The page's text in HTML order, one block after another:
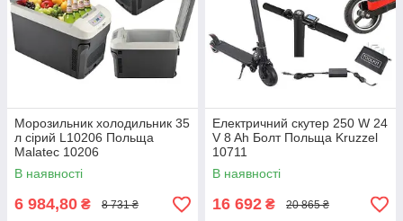
Морозильник холодильник 35
л сірий L10206 Польща
Malatec 10206
В наявності
6 984,80 ₴ 8 731 ₴
Електричний скутер 250 W 24
V 8 Ah Болт Польща Kruzzel
10711
В наявності
16 692 ₴ 20 865 ₴